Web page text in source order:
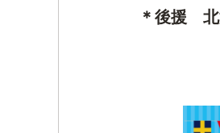
＊後援 北